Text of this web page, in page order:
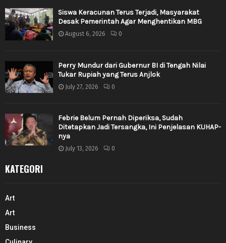
Siswa Keracunan Terus Terjadi, Masyarakat
Desak Pemerintah Agar Menghentikan MBG
August 6, 2026 0
Perry Mundur dari Gubernur BI di Tengah Nilai
Tukar Rupiah yang Terus Anjlok
July 27, 2026 0
Febrie Belum Pernah Diperiksa, Sudah
Ditetapkan Jadi Tersangka, Ini Penjelasan KUHAP-
nya
July 13, 2026 0
KATEGORI
Art
Art
Business